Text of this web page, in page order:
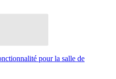
pour la salle de